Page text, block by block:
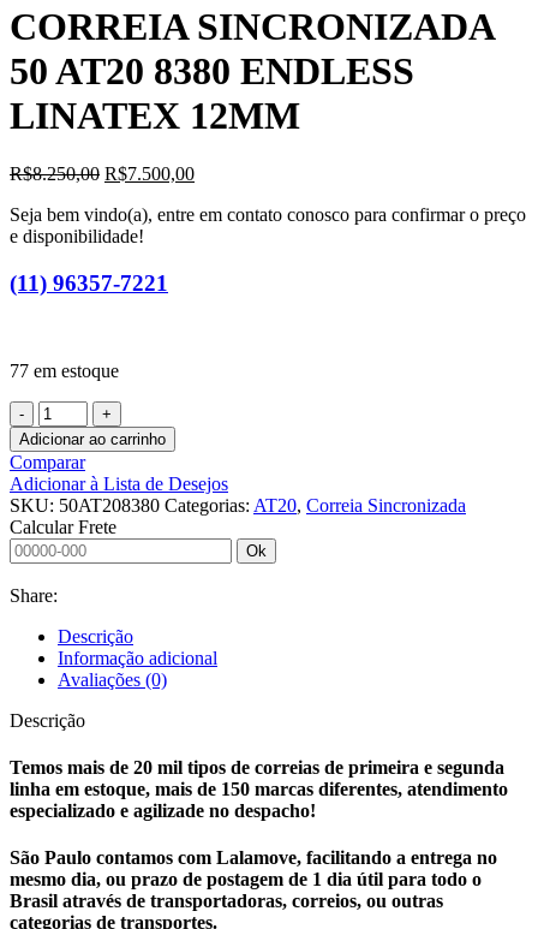
era:
R$19,90.
é:
R$17,91.
CORREIA SINCRONIZADA
50 AT20 8380 ENDLESS
LINATEX 12MM
R$8.250,00 O
original
era:
R$7.500,00O
atual
Seja bem vindo(a), entre em contato conosco para confirmar o preço
e disponibilidade!
(11) 96357-7221
77 em estoque
CORREIA
SINCRONIZADA
50
AT20
8380
ENDLESS
LINATEX
12MM
Adicionar ao carrinho
Comparar
Adicionar à Lista de Desejos
SKU: 50AT208380 Categorias: AT20, Correia Sincronizada
Calcular Frete
Ok
Share:
Descrição
Informação adicional
Avaliações (0)
Descrição
Temos mais de 20 mil tipos de correias de primeira e segunda
linha em estoque, mais de 150 marcas diferentes, atendimento
especializado e agilizade no despacho!
São Paulo contamos com Lalamove, facilitando a entrega no
mesmo dia, ou prazo de postagem de 1 dia útil para todo o
Brasil através de transportadoras, correios, ou outras
categorias de transportes.